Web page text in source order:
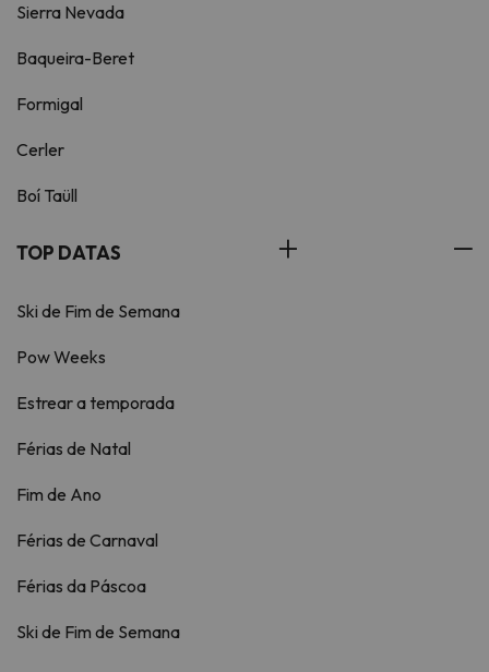
Sierra Nevada
Baqueira-Beret
Formigal
Cerler
Boí Taüll
TOP DATAS
Ski de Fim de Semana
Pow Weeks
Estrear a temporada
Férias de Natal
Fim de Ano
Férias de Carnaval
Férias da Páscoa
Ski de Fim de Semana